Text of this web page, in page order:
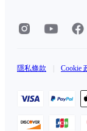
隱私條款 Cookie